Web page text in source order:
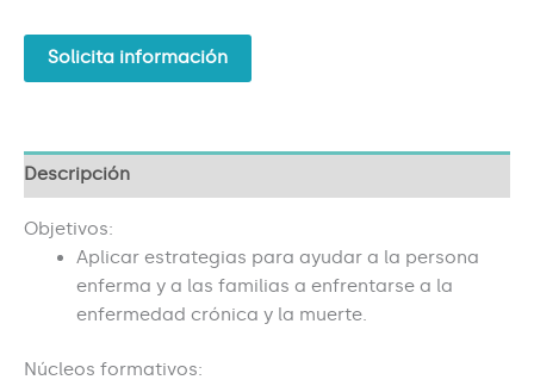
Solicita información
Descripción
Objetivos:
Aplicar estrategias para ayudar a la persona
enferma y a las familias a enfrentarse a la
enfermedad crónica y la muerte.
Núcleos formativos: